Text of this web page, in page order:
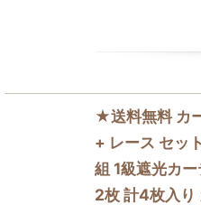
★送料無料 カ
+ レース セッ
組 1級遮光カ
2枚 計4枚入り